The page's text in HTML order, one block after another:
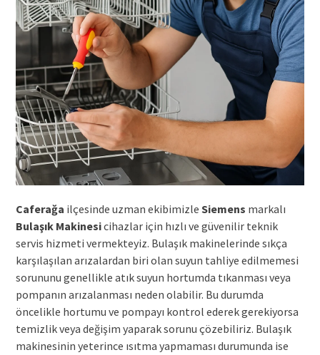
Caferağa ilçesinde uzman ekibimizle Siemens markalı
Bulaşık Makinesicihazlar için hızlı ve güvenilir teknik
servis hizmeti vermekteyiz. Bulaşık makinelerinde sıkça
karşılaşılan arızalardan biri olan suyun tahliye edilmemesi
sorununu genellikle atık suyun hortumda tıkanması veya
pompanın arızalanması neden olabilir. Bu durumda
öncelikle hortumu ve pompayı kontrol ederek gerekiyorsa
temizlik veya değişim yaparak sorunu çözebiliriz. Bulaşık
makinesinin yeterince ısıtma yapmaması durumunda ise